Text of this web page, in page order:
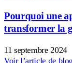
Pourquoi une
transformer la
11 septembre 2024
Voir l’article de blog